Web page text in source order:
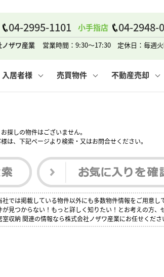
04-2995-1101 小手指店 04-2948-
ザワ産業 営業時間：9:30～17:30 定休日：毎週
保存した検索条件
管理のご依頼 無料賃料査定
入居者様
お住まいの解約手続き その他の問合せ
売買物件
マンションVS戸建て
不動産売却
類 売却時の諸費用
相続
ッフブログ 個人情報保護方針
店
相続
店
探しの物件はございません。
は、下記ページより検索・又はお問合せください。
では掲載している物件以外にも多数物件情報をご用意し
見つからない！もっと詳しく知りたい！とお考えの方、
収納 関連の情報なら株式会社ノザワ産業にお任せくださ